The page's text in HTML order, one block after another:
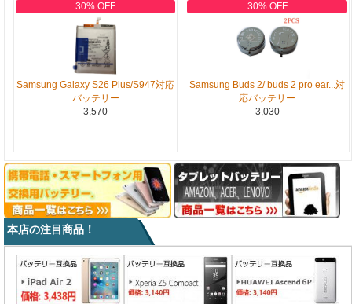
30% OFF
Samsung Galaxy S26 Plus/S947対応
バッテリー
3,570
30% OFF
Samsung Buds 2/ buds 2 pro ear...対
応バッテリー
3,030
本店の注目商品！